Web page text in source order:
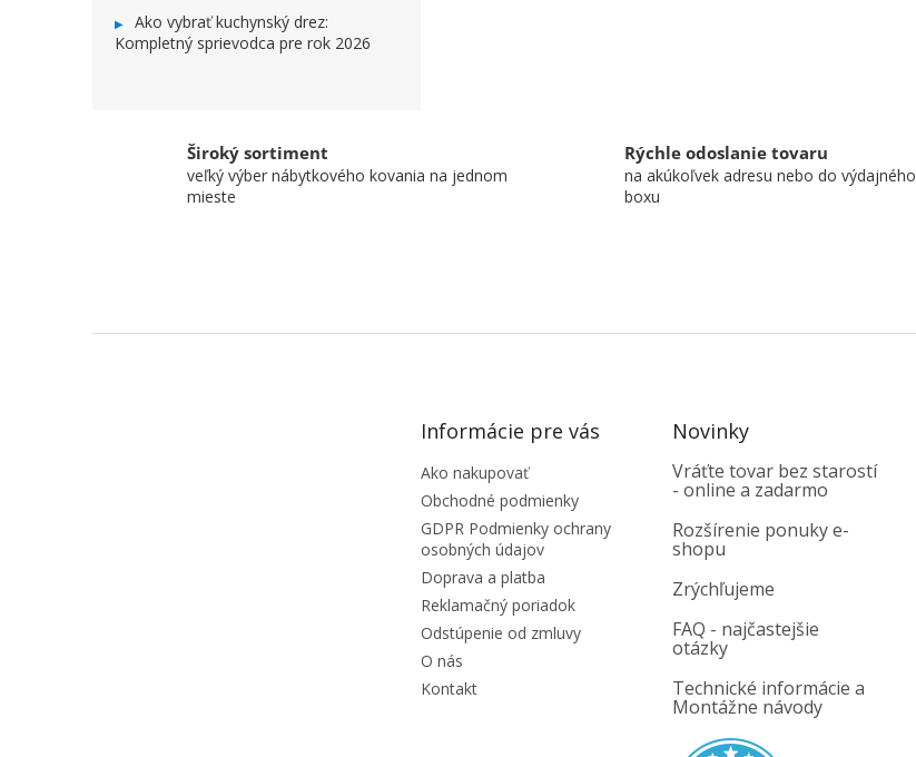
Ako vybrať kuchynský drez:
Kompletný sprievodca pre rok 2026
Široký sortiment
veľký výber nábytkového kovania na jednom
mieste
Rýchle odoslanie tovaru
na akúkoľvek adresu nebo do výdajného
boxu
Informácie pre vás
Ako nakupovať
Obchodné podmienky
GDPR Podmienky ochrany
osobných údajov
Doprava a platba
Reklamačný poriadok
Odstúpenie od zmluvy
O nás
Kontakt
Novinky
Vráťte tovar bez starostí
- online a zadarmo
Rozšírenie ponuky e-
shopu
Zrýchľujeme
FAQ - najčastejšie
otázky
Technické informácie a
Montážne návody